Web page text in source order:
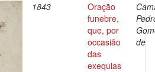
1843
Oração
funebre,
que, por
occasião
das
exequias
de